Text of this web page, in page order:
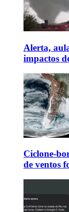
Alerta,
impactos
Ciclone-
de ventos